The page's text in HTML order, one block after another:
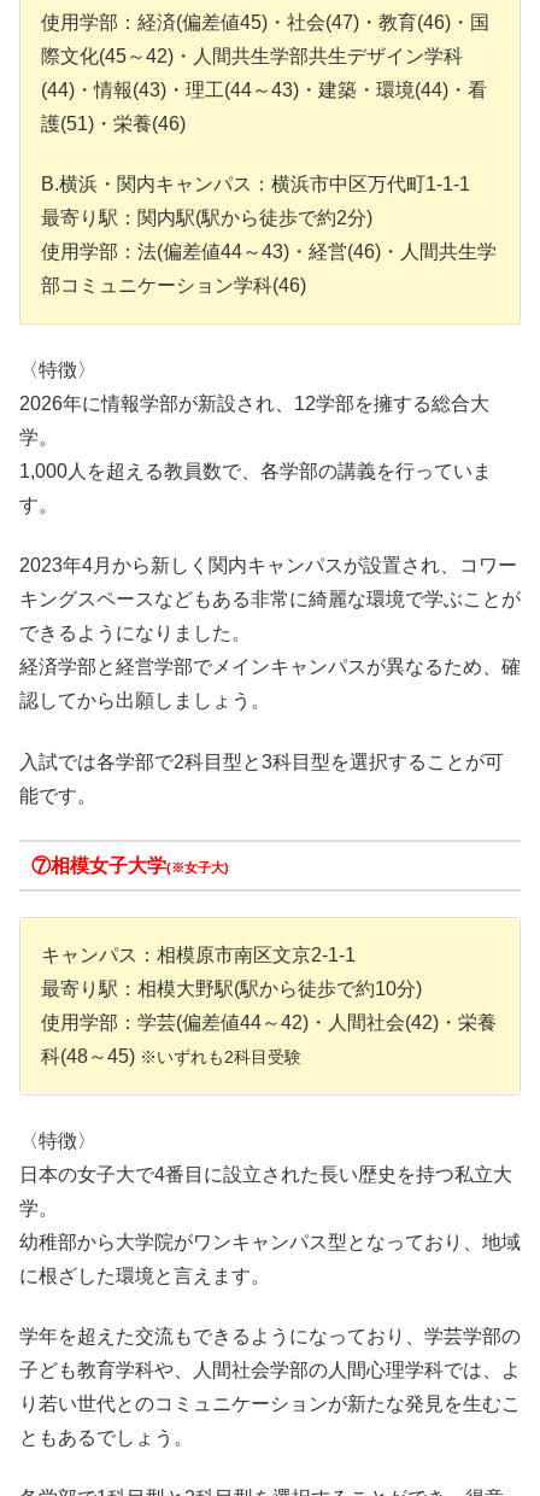
使用学部：経済(偏差値45)・社会(47)・教育(46)・国
際文化(45～42)・人間共生学部共生デザイン学科
(44)・情報(43)・理工(44～43)・建築・環境(44)・看
護(51)・栄養(46)
B.横浜・関内キャンパス：横浜市中区万代町1-1-1
最寄り駅：関内駅(駅から徒歩で約2分)
使用学部：法(偏差値44～43)・経営(46)・人間共生学
部コミュニケーション学科(46)
〈特徴〉
2026年に情報学部が新設され、12学部を擁する総合大
学。
1,000人を超える教員数で、各学部の講義を行っていま
す。
2023年4月から新しく関内キャンパスが設置され、コワー
キングスペースなどもある非常に綺麗な環境で学ぶことが
できるようになりました。
経済学部と経営学部でメインキャンパスが異なるため、確
認してから出願しましょう。
入試では各学部で2科目型と3科目型を選択することが可
能です。
⑦相模女子大学(※女子大)
キャンパス：相模原市南区文京2-1-1
最寄り駅：相模大野駅(駅から徒歩で約10分)
使用学部：学芸(偏差値44～42)・人間社会(42)・栄養
科(48～45) ※いずれも2科目受験
〈特徴〉
日本の女子大で4番目に設立された長い歴史を持つ私立大
学。
幼稚部から大学院がワンキャンパス型となっており、地域
に根ざした環境と言えます。
学年を超えた交流もできるようになっており、学芸学部の
子ども教育学科や、人間社会学部の人間心理学科では、よ
り若い世代とのコミュニケーションが新たな発見を生むこ
ともあるでしょう。